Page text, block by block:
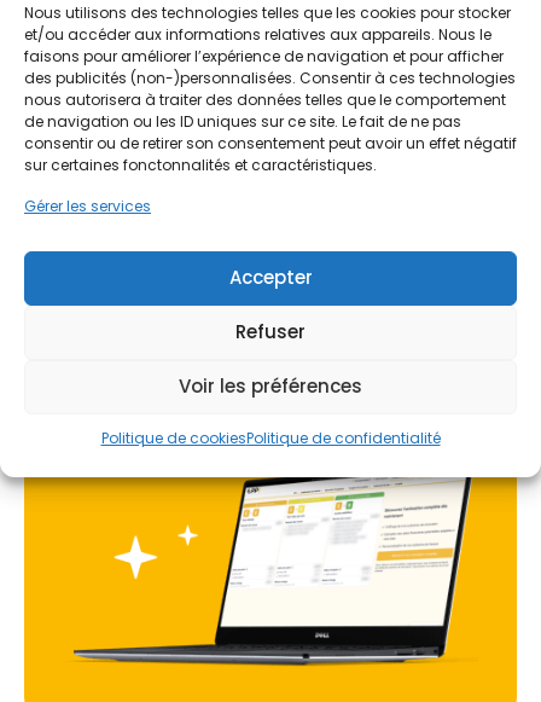
Nous utilisons des technologies telles que les cookies pour stocker
et/ou accéder aux informations relatives aux appareils. Nous le
faisons pour améliorer l’expérience de navigation et pour afficher
des publicités (non-)personnalisées. Consentir à ces technologies
nous autorisera à traiter des données telles que le comportement
de navigation ou les ID uniques sur ce site. Le fait de ne pas
consentir ou de retirer son consentement peut avoir un effet négatif
sur certaines fonctonnalités et caractéristiques.
Gérer les services
Accepter
Refuser
Voir les préférences
Politique de cookiesPolitique de confidentialité
combles.
L'installation d'une ventilation mécanique
contrôlée (VMC) devient donc un élément
indispensable du confort moderne à La Roche-
sur-Yon. Dans un contexte où l'isolation des
logements s'améliore constamment pour
renouvellement de l'air ne peut plus se faire
uniquement par l'ouverture manuelle des
fenêtres, source de déperditions thermiques
importantes. Une ventilation mal maîtrisée dans
conduire à l'apparition de moisissures, nocives
pourquoi l'intervention d'un professionnel pour
cruciale, tant pour la préservation du patrimoine
immobilier que pour le bien-être des occupants
au quotidien.
Ne passez pas à côté de vos
aides !
Faites vite, les budgets
MaPrimeRénov' sont annuels et
par ordre d'arrivée.
Contactez-nous maintenant
pour maximiser vos aides !
Je prends rdv !